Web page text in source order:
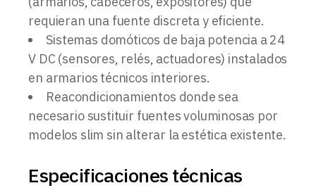
requieran una fuente discreta y eficiente.
Sistemas domóticos de baja potencia a 24
V DC (sensores, relés, actuadores) instalados
en armarios técnicos interiores.
Reacondicionamientos donde sea
necesario sustituir fuentes voluminosas por
modelos slim sin alterar la estética existente.
Especificaciones técnicas